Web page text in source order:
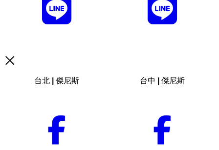
台北 | 傑尼斯 台中 | 傑尼斯